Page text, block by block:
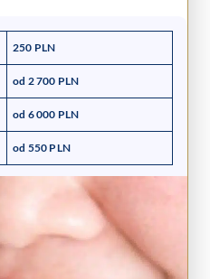
250 PLN
od 2 700 PLN
od 6 000 PLN
od 550 PLN